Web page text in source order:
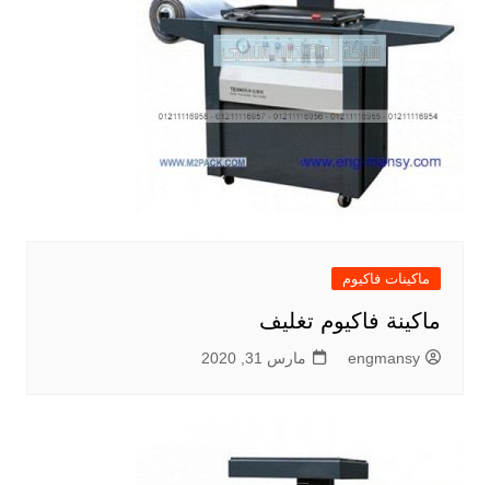
ماكينات فاكيوم
ماكينة فاكيوم تغليف
engmansy مارس 31, 2020